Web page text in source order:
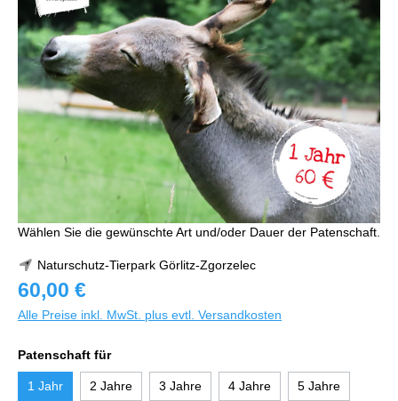
Wählen Sie die gewünschte Art und/oder Dauer der Patenschaft.
Naturschutz-Tierpark Görlitz-Zgorzelec
60,00 €
Alle Preise inkl. MwSt. plus evtl. Versandkosten
Patenschaft für
1 Jahr 2 Jahre 3 Jahre 4 Jahre 5 Jahre